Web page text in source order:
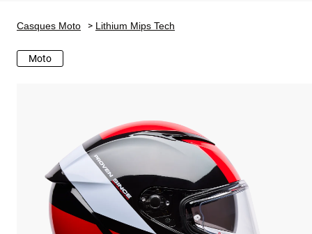
Casques Motocross Enfant
Explorez Moto
Motocross
Adventure
Lifestyle
Route et Gravel
Urbain
Casques Moto Lithium Mips Tech
Moto